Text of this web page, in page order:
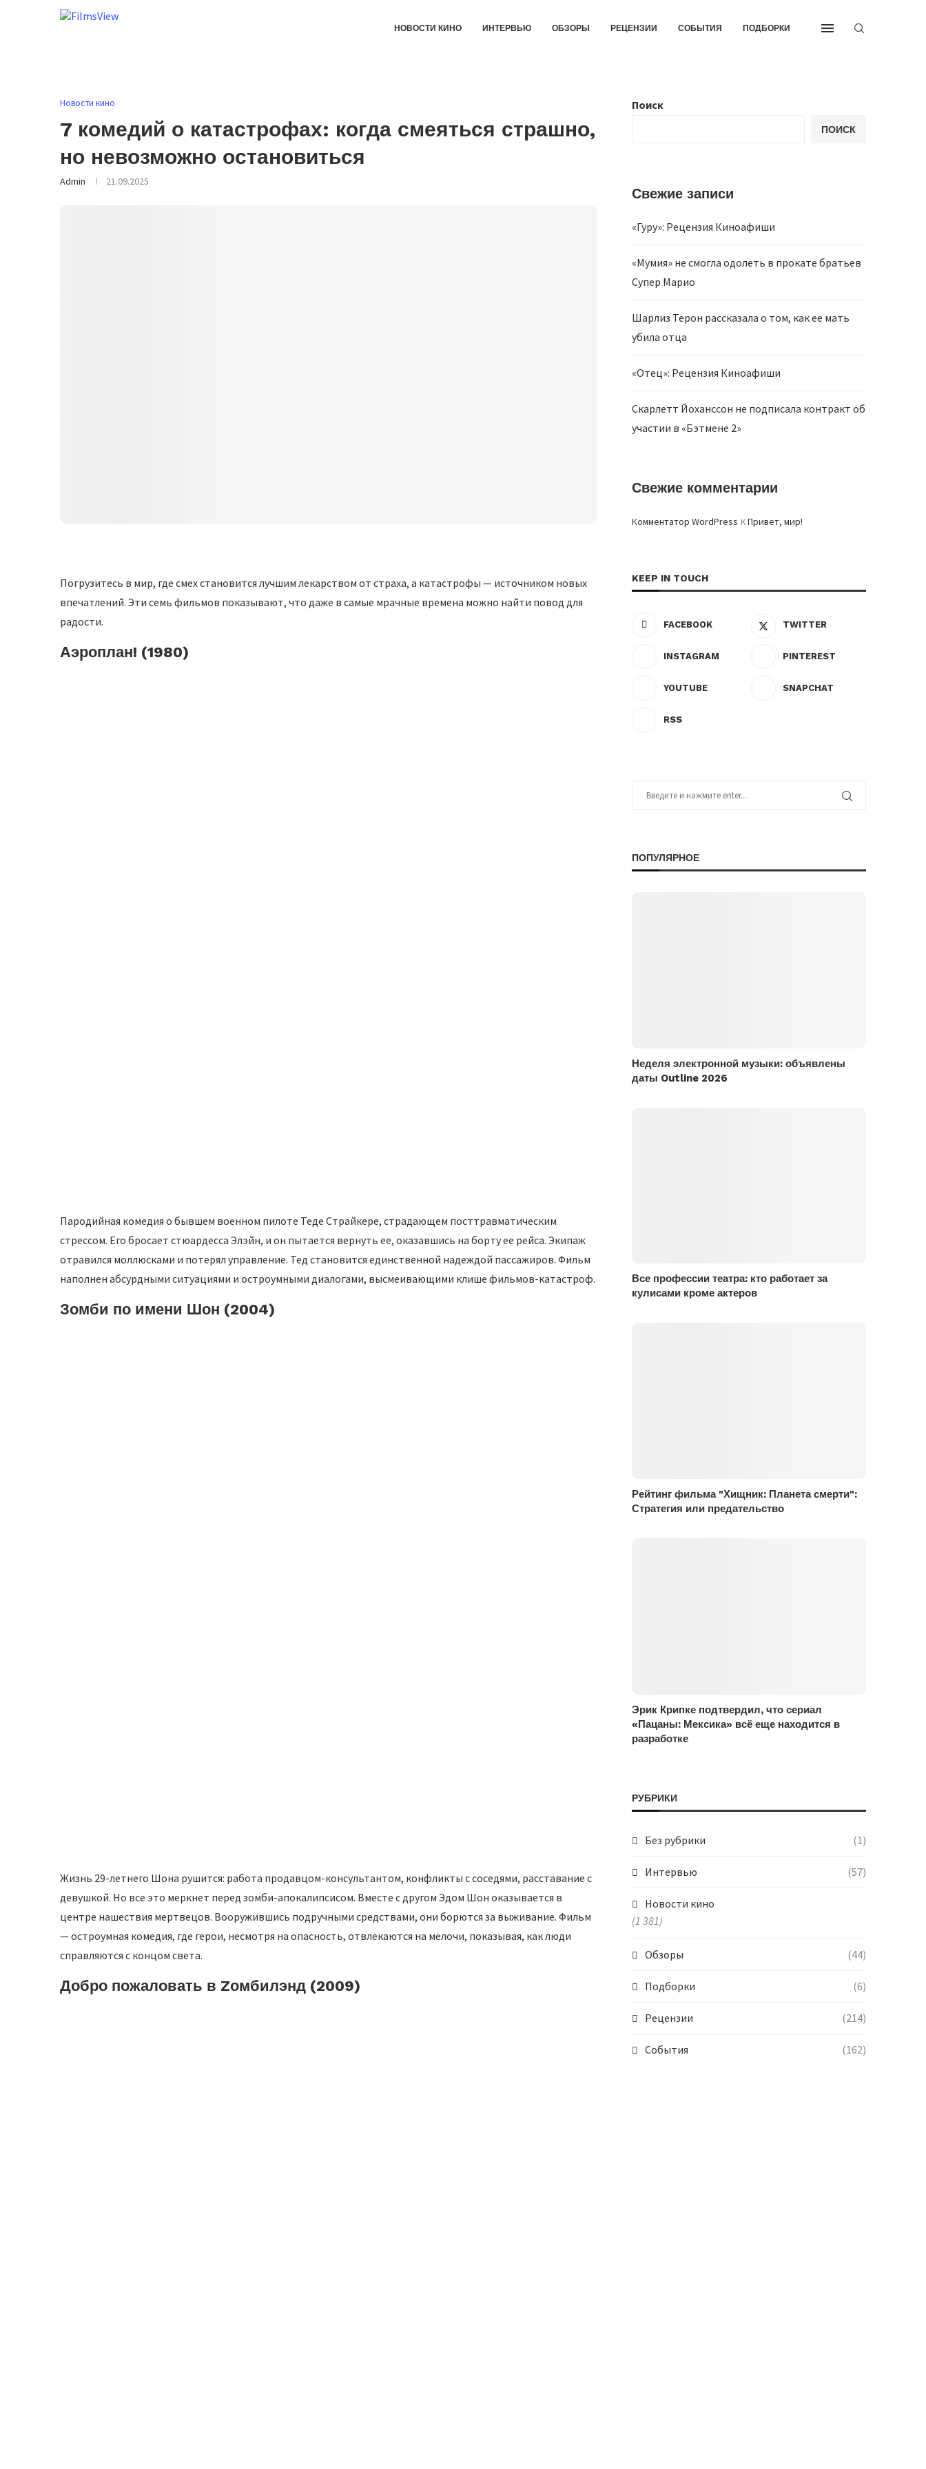
НОВОСТИ КИНО ИНТЕРВЬЮ ОБЗОРЫ РЕЦЕНЗИИ СОБЫТИЯ ПОДБОРКИ
Новости кино
7 комедий о катастрофах: когда смеяться страшно,
но невозможно остановиться
Admin 21.09.2025
Погрузитесь в мир, где смех становится лучшим лекарством от страха, а катастрофы — источником новых
впечатлений. Эти семь фильмов показывают, что даже в самые мрачные времена можно найти повод для
радости.
Аэроплан! (1980)
Пародийная комедия о бывшем военном пилоте Теде Страйкере, страдающем посттравматическим
стрессом. Его бросает стюардесса Элэйн, и он пытается вернуть ее, оказавшись на борту ее рейса. Экипаж
отравился моллюсками и потерял управление. Тед становится единственной надеждой пассажиров. Фильм
наполнен абсурдными ситуациями и остроумными диалогами, высмеивающими клише фильмов-катастроф.
Зомби по имени Шон (2004)
Жизнь 29-летнего Шона рушится: работа продавцом-консультантом, конфликты с соседями, расставание с
девушкой. Но все это меркнет перед зомби-апокалипсисом. Вместе с другом Эдом Шон оказывается в
центре нашествия мертвецов. Вооружившись подручными средствами, они борются за выживание. Фильм
— остроумная комедия, где герои, несмотря на опасность, отвлекаются на мелочи, показывая, как люди
справляются с концом света.
Добро пожаловать в Zомбилэнд (2009)
Поиск
ПОИСК
Свежие записи
«Гуру»: Рецензия Киноафиши
«Мумия» не смогла одолеть в прокате братьев
Супер Марио
Шарлиз Терон рассказала о том, как ее мать
убила отца
«Отец»: Рецензия Киноафиши
Скарлетт Йоханссон не подписала контракт об
участии в «Бэтмене 2»
Свежие комментарии
Комментатор WordPress кПривет, мир!
KEEP IN TOUCH
FACEBOOK TWITTER
INSTAGRAM PINTEREST
YOUTUBE SNAPCHAT
RSS
ПОПУЛЯРНОЕ
Неделя электронной музыки: объявлены
даты Outline 2026
Все профессии театра: кто работает за
кулисами кроме актеров
Рейтинг фильма "Хищник: Планета смерти":
Стратегия или предательство
Эрик Крипке подтвердил, что сериал
«Пацаны: Мексика» всё еще находится в
разработке
РУБРИКИ
Без рубрики (1)
Интервью (57)
Новости кино
(1 381)
Обзоры (44)
Подборки (6)
Рецензии (214)
События (162)